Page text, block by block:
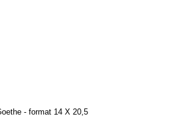
- format 14 X 20,5